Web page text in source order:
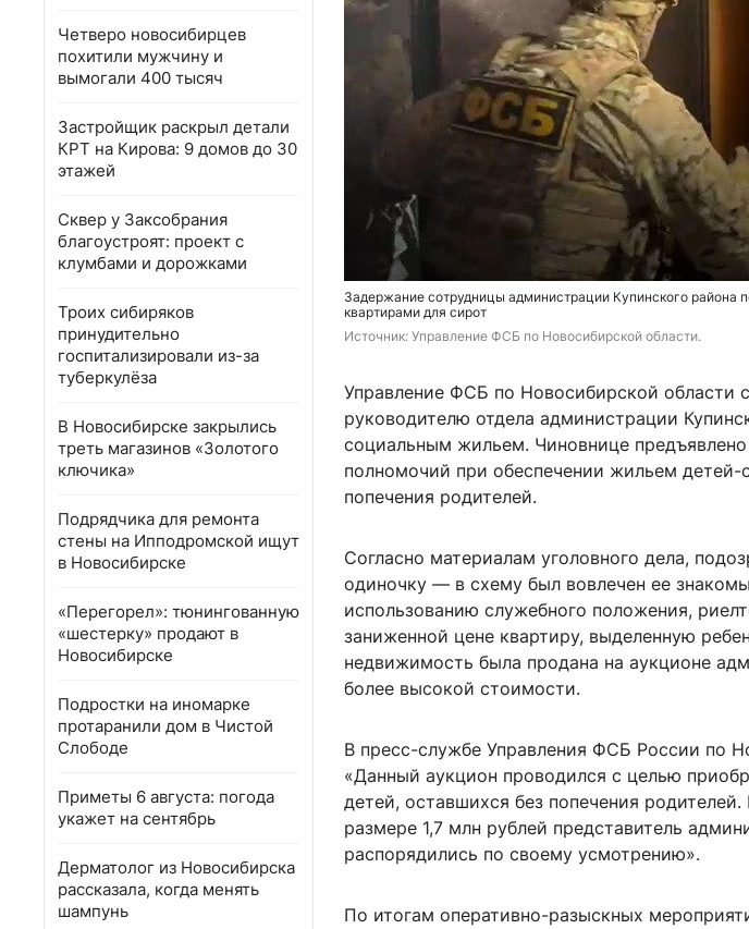
Четверо новосибирцев
похитили мужчину и
вымогали 400 тысяч
Застройщик раскрыл детали
КРТ на Кирова: 9 домов до 30
этажей
Сквер у Заксобрания
благоустроят: проект с
клумбами и дорожками
Троих сибиряков
принудительно
госпитализировали из-за
туберкулёза
В Новосибирске закрылись
треть магазинов «Золотого
ключика»
Подрядчика для ремонта
стены на Ипподромской ищут
в Новосибирске
«Перегорел»: тюнингованную
«шестерку» продают в
Новосибирске
Подростки на иномарке
протаранили дом в Чистой
Слободе
Приметы 6 августа: погода
укажет на сентябрь
Дерматолог из Новосибирска
рассказала, когда менять
шампунь
Задержание сотрудницы администрации Купинского района
квартирами для сирот
Источник: Управление ФСБ по Новосибирской области.
Управление ФСБ по Новосибирской области
руководителю отдела администрации
социальным жильем. Чиновнице
полномочий при обеспечении жильем детей-
попечения родителей.
Согласно материалам уголовного дела,
одиночку — в схему был вовлечен ее
использованию служебного положения,
заниженной цене квартиру, выделенную
недвижимость была продана на аукционе
более высокой стоимости.
В пресс-службе Управления ФСБ России по
«Данный аукцион проводился с целью
детей, оставшихся без попечения
размере 1,7 млн рублей представитель
распорядились по своему усмотрению».
По итогам оперативно-разыскных